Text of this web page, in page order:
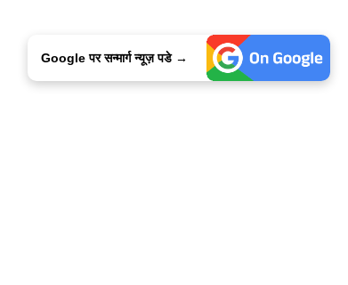
Google पर सन्मार्ग न्यूज़ पडे →